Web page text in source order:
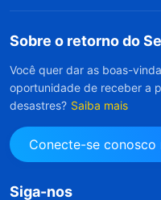
Sobre o retorno do
Você quer dar as boas-
oportunidade de receber a
desastres? Saiba mais
Conecte-se conosco
Siga-nos